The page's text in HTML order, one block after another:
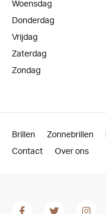
Woensdag
Donderdag
Vrijdag
Zaterdag
Zondag
Brillen Zonnebrillen
Contact
Over ons